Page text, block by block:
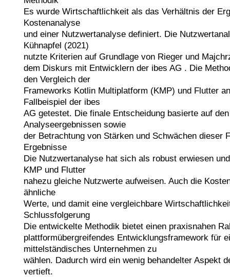
Es wurde Wirtschaftlichkeit als das Verhältnis der
Kostenanalyse
und einer Nutzwertanalyse definiert. Die
Kühnapfel (2021)
nutzte Kriterien auf Grundlage von Rieger und
dem Diskurs mit Entwicklern der ibes AG . Die
den Vergleich der
Frameworks Kotlin Multiplatform (KMP) und Flutter
Fallbeispiel der ibes
AG getestet. Die finale Entscheidung basierte auf den
Analyseergebnissen sowie
der Betrachtung von Stärken und Schwächen dieser
Ergebnisse
Die Nutzwertanalyse hat sich als robust erwiesen
KMP und Flutter
nahezu gleiche Nutzwerte aufweisen. Auch die
ähnliche
Werte, und damit eine vergleichbare
Schlussfolgerung
Die entwickelte Methodik bietet einen praxisnahen
plattformübergreifendes Entwicklungsframework für
mittelständisches Unternehmen zu
wählen. Dadurch wird ein wenig behandelter Aspekt
vertieft.